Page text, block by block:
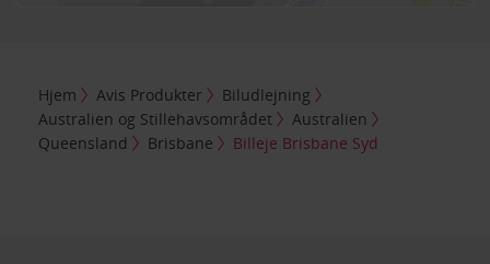
Hjem Avis Produkter
Biludlejning
Australien og Stillehavsområdet
Australien
Queensland
Brisbane Billeje Brisbane Syd